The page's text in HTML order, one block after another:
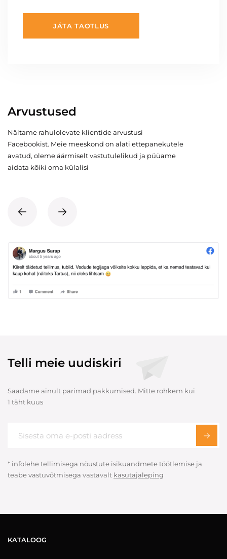
JÄTA TAOTLUS
Arvustused
Näitame rahulolevate klientide arvustusi
Facebookist. Meie meeskond on alati ettepanekutele
avatud, oleme äärmiselt vastutulelikud ja püüame
aidata kõiki oma külalisi
Telli meie uudiskiri
Saadame ainult parimad pakkumised. Mitte rohkem kui
1 täht kuus
* infolehe tellimisega nõustute isikuandmete töötlemise ja
teabe vastuvõtmisega vastavalt kasutajaleping
KATALOOG